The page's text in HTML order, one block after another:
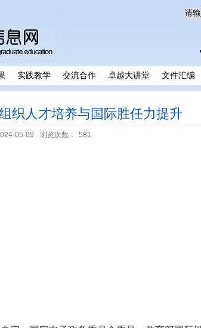
实践教学 交流合作 卓越大讲堂 文件汇编
人才培养与国际胜任力提升
05-09 浏览次数： 581